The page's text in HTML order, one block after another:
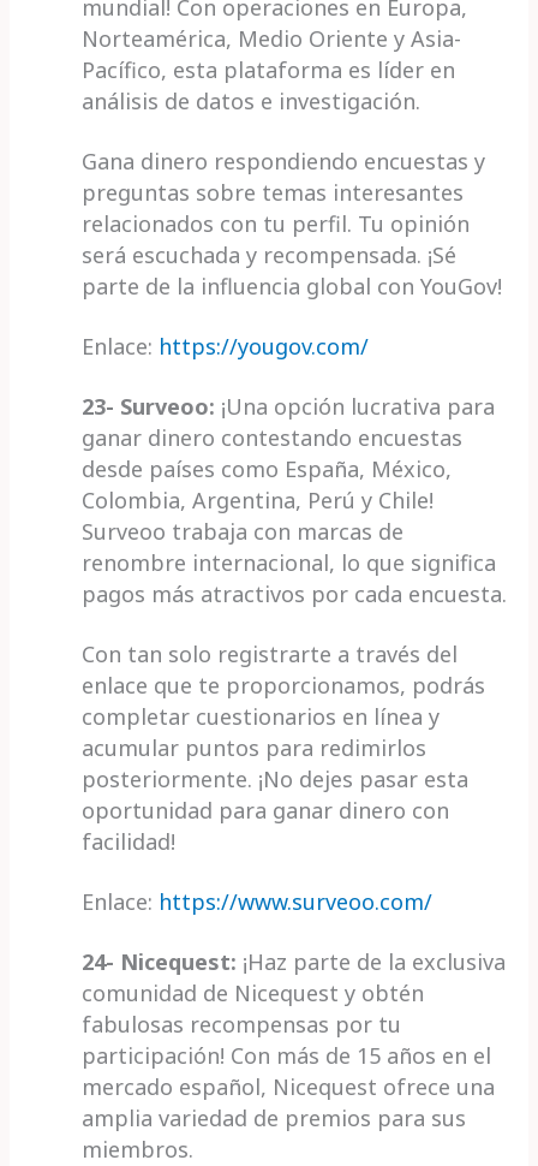
mundial! Con operaciones en Europa,
Norteamérica, Medio Oriente y Asia-
Pacífico, esta plataforma es líder en
análisis de datos e investigación.
Gana dinero respondiendo encuestas y
preguntas sobre temas interesantes
relacionados con tu perfil. Tu opinión
será escuchada y recompensada. ¡Sé
parte de la influencia global con YouGov!
Enlace: https://yougov.com/
23- Surveoo: ¡Una opción lucrativa para
ganar dinero contestando encuestas
desde países como España, México,
Colombia, Argentina, Perú y Chile!
Surveoo trabaja con marcas de
renombre internacional, lo que significa
pagos más atractivos por cada encuesta.
Con tan solo registrarte a través del
enlace que te proporcionamos, podrás
completar cuestionarios en línea y
acumular puntos para redimirlos
posteriormente. ¡No dejes pasar esta
oportunidad para ganar dinero con
facilidad!
Enlace: https://www.surveoo.com/
24- Nicequest: ¡Haz parte de la exclusiva
comunidad de Nicequest y obtén
fabulosas recompensas por tu
participación! Con más de 15 años en el
mercado español, Nicequest ofrece una
amplia variedad de premios para sus
miembros.